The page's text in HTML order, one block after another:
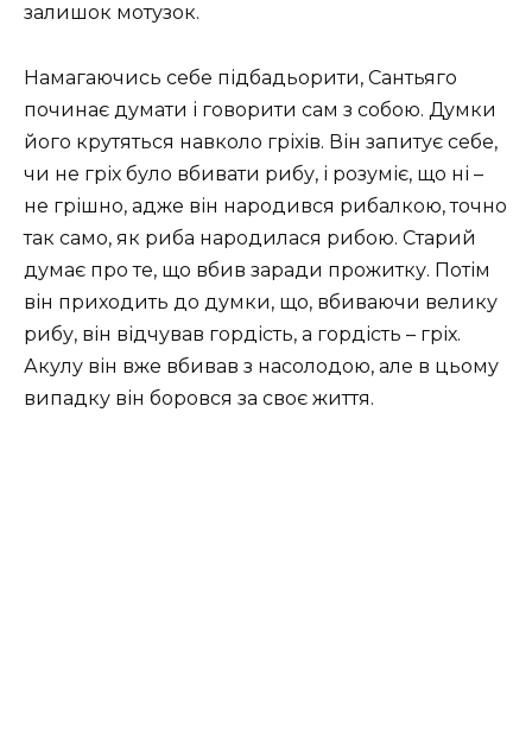
залишок мотузок.
Намагаючись себе підбадьорити, Сантьяго
починає думати і говорити сам з собою. Думки
його крутяться навколо гріхів. Він запитує себе,
чи не гріх було вбивати рибу, і розуміє, що ні –
не грішно, адже він народився рибалкою, точно
так само, як риба народилася рибою. Старий
думає про те, що вбив заради прожитку. Потім
він приходить до думки, що, вбиваючи велику
рибу, він відчував гордість, а гордість – гріх.
Акулу він вже вбивав з насолодою, але в цьому
випадку він боровся за своє життя.